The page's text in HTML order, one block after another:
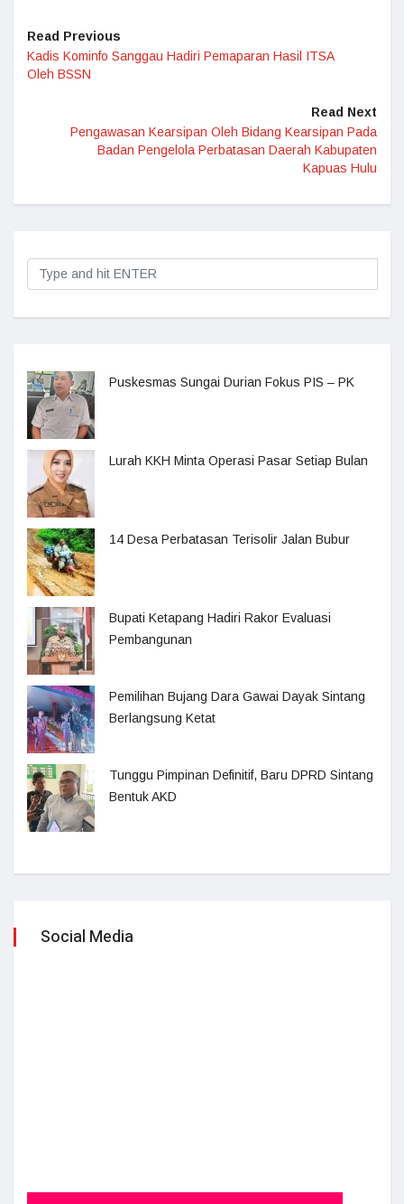
Read Previous
Kadis Kominfo Sanggau Hadiri Pemaparan Hasil ITSA
Oleh BSSN
Read Next
Pengawasan Kearsipan Oleh Bidang Kearsipan Pada
Badan Pengelola Perbatasan Daerah Kabupaten
Kapuas Hulu
Puskesmas Sungai Durian Fokus PIS – PK
Lurah KKH Minta Operasi Pasar Setiap Bulan
14 Desa Perbatasan Terisolir Jalan Bubur
Bupati Ketapang Hadiri Rakor Evaluasi
Pembangunan
Pemilihan Bujang Dara Gawai Dayak Sintang
Berlangsung Ketat
Tunggu Pimpinan Definitif, Baru DPRD Sintang
Bentuk AKD
Social Media